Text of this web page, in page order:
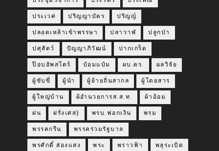
ประเวศ ปริญญาบัตร ปริญญ์
ปลอดเหล้าเข้าพรรษา ปลาวาฬ ปลูกป่า
ปศุสัตว์ ปัญญาภิวัฒน์ ปากเกร็ด
ป๊อบอัพสโตร์ ป๋อมแป๋ม ผบ.ตร. ผลวิจัย
ผู้ขับขี่ ผู้นำ ผู้ย้ายถิ่นสากล ผู้โดยสาร
ผู้ใหญ่บ้าน ผ้อำนวยการส.ส.ท. ผ้าอ้อม
ฝน ฝรั่งเศส} พรบ.ฟอกเงิน พรม
พรรคกรีน พรรคร่วมรัฐบาล
พรศักดิ์ ส่องแสง พระ พราวฟ้า พลุระเบิด